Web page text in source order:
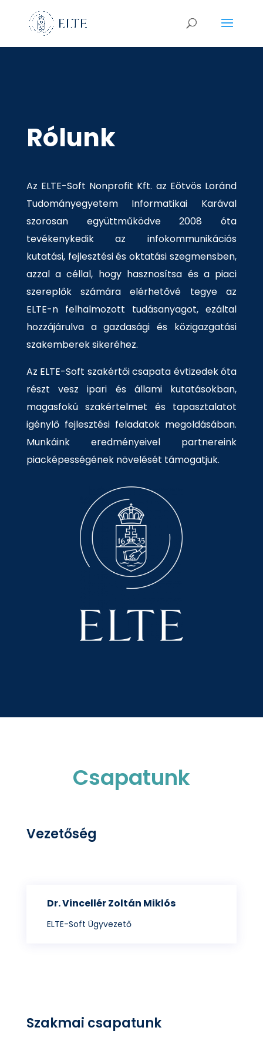
Rólunk
Az ELTE-Soft Nonprofit Kft. az Eötvös Loránd
Tudományegyetem Informatikai Karával
szorosan együttműködve 2008 óta
tevékenykedik az infokommunikációs
kutatási, fejlesztési és oktatási szegmensben,
azzal a céllal, hogy hasznosítsa és a piaci
szereplők számára elérhetővé tegye az
ELTE-n felhalmozott tudásanyagot, ezáltal
hozzájárulva a gazdasági és közigazgatási
szakemberek sikeréhez.
Az ELTE-Soft szakértői csapata évtizedek óta
részt vesz ipari és állami kutatásokban,
magasfokú szakértelmet és tapasztalatot
igénylő fejlesztési feladatok megoldásában.
Munkáink eredményeivel partnereink
piacképességének növelését támogatjuk.
Csapatunk
Vezetőség
Dr. Vincellér Zoltán Miklós
ELTE-Soft Ügyvezető
Szakmai csapatunk